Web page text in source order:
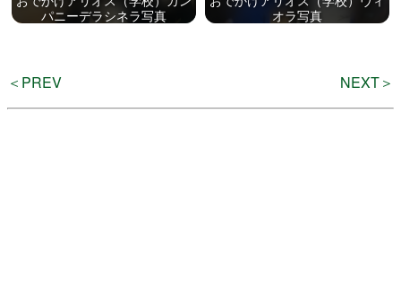
検
いわきアリオスとは
パニーデラシネラ写真
オラ写真
＜PREV NEXT＞